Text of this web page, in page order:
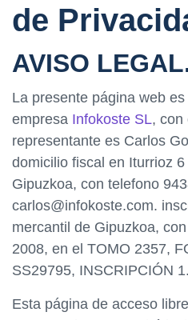
de
AVISO
La presente página web
empresa Infokoste SL, con
representante es Carlos
domicilio fiscal en Iturrioz
Gipuzkoa, con telefono
carlos@infokoste.com.
mercantil de Gipuzkoa,
2008, en el TOMO 2357,
SS29795, INSCRIPCIÓN 1.
Esta página de acceso